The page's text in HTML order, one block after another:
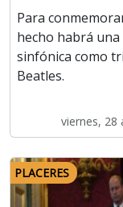
Para
hecho habrá
sinfónica como
Beatles.
viernes, 28
PLACERES